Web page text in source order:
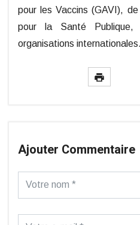
pour les Vaccins (GAVI),
pour la Santé
organisations internationales.
Ajouter Commentaire